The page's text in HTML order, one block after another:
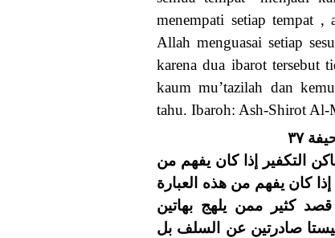
menempati setiap tempat
Allah menguasai setiap
karena dua ibarot tersebut
kaum mu’tazilah dan
tahu. Ibaroh: Ash-Shirot
٣٧
التكفير إذا كان يفهم من
كان يفهم من هذه العبارة
كثير ممن يلهج بهاتين
صادرتين عن السلف بل